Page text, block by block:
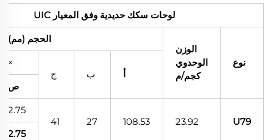
لوحات سكك حديدية وفق المعيار UIC
نوع
الوزن
الوحدوي
كجم/م
الحجم (مم)
أ ب ج
×
ص
U79
23.92
108.53
27
41
2.75
2.75